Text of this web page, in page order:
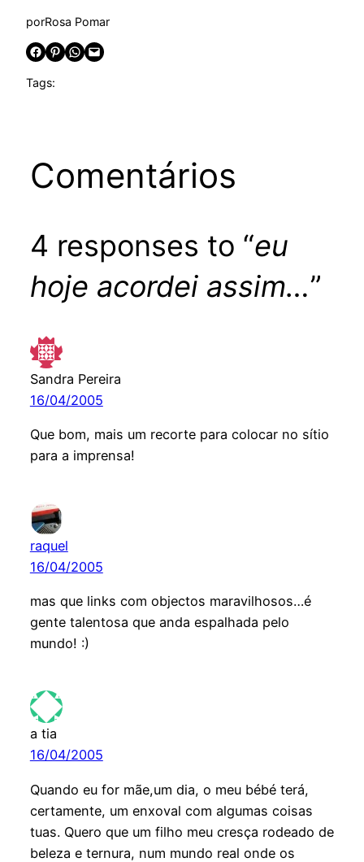
porRosa Pomar
Share on Facebook Share on Pinterest Share on WhatsApp Email this Page
Tags:
Comentários
4 responses to “eu
hoje acordei assim…”
Sandra Pereira
16/04/2005
Que bom, mais um recorte para colocar no sítio
para a imprensa!
raquel
16/04/2005
mas que links com objectos maravilhosos…é
gente talentosa que anda espalhada pelo
mundo! :)
a tia
16/04/2005
Quando eu for mãe,um dia, o meu bébé terá,
certamente, um enxoval com algumas coisas
tuas. Quero que um filho meu cresça rodeado de
beleza e ternura, num mundo real onde os